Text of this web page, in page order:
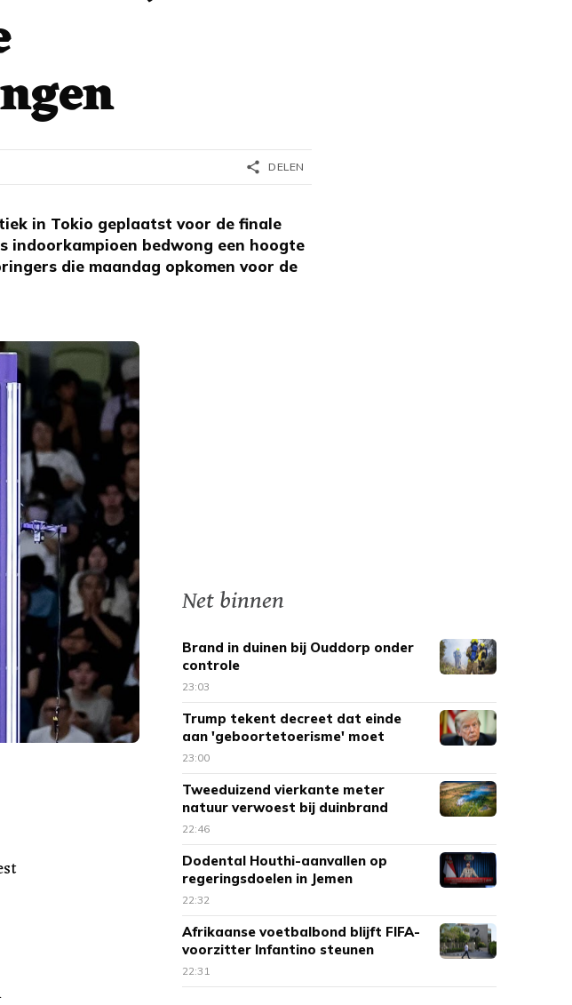
in Tokio geplaatst voor de finale
indoorkampioen bedwong een hoogte
die maandag opkomen voor de
share DELEN
Net binnen
Brand in duinen bij Ouddorp onder
controle
23:03
Trump tekent decreet dat einde
aan 'geboortetoerisme' moet
maken
23:00
Tweeduizend vierkante meter
natuur verwoest bij duinbrand
Ouddorp
22:46
Dodental Houthi-aanvallen op
regeringsdoelen in Jemen
opgelopen
22:32
Afrikaanse voetbalbond blijft FIFA-
voorzitter Infantino steunen
22:31